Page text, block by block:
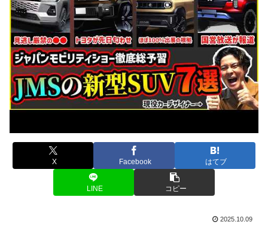
X Facebook はてブ
LINE コピー
2025.10.09